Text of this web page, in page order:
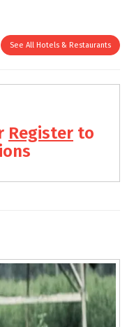
See All Hotels & Restaurants
Register to